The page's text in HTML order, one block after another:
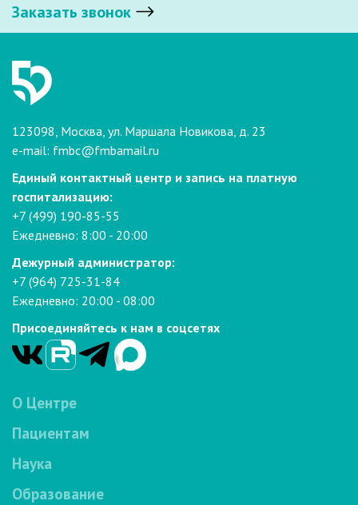
Заказать звонок
123098, Москва, ул. Маршала Новикова, д. 23
e-mail: fmbc@fmbamail.ru
Единый контактный центр и запись на платную
госпитализацию:
+7 (499) 190-85-55
Ежедневно: 8:00 - 20:00
Дежурный администратор:
+7 (964) 725-31-84
Ежедневно: 20:00 - 08:00
Присоединяйтесь к нам в соцсетях
О Центре
Пациентам
Наука
Образование